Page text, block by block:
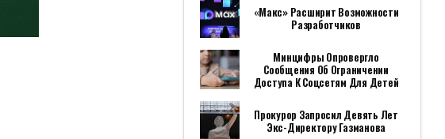
«Макс» Расширит Возможности
Разработчиков
Минцифры Опровергло
Сообщения Об Ограничении
Доступа К Соцсетям Для Детей
Прокурор Запросил Девять Лет
Экс-Директору Газманова